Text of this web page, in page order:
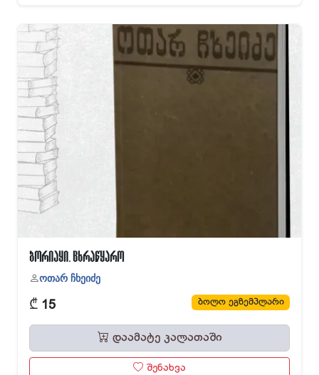
ბორიაყი. ცხრაწყარო
ოთარ ჩხეიძე
₾ 15 ბოლო ეგზემპლარი
დაამატე კალათაში
შენახვა